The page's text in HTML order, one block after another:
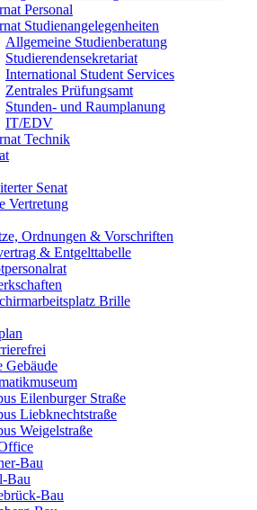
Personal
Studienangelegenheiten
Allgemeine Studienberatung
Studierendensekretariat
International Student Services
Zentrales Prüfungsamt
Stunden- und Raumplanung
IT/EDV
Technik
Senat
Vertretung
Ordnungen & Vorschriften
& Entgelttabelle
Brille
Gebäude
Eilenburger Straße
Liebknechtstraße
Weigelstraße
Bau
Bau
Bau